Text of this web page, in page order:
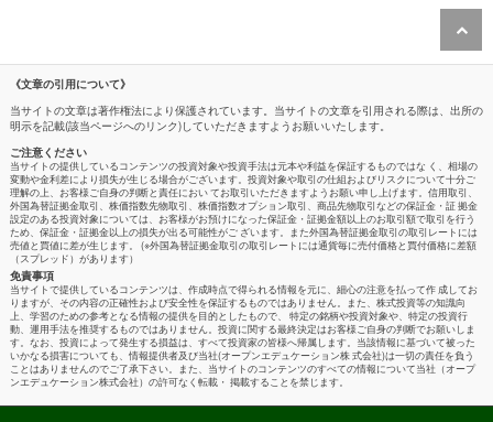
《文章の引用について》
当サイトの文章は著作権法により保護されています。当サイトの文章を引用される際は、出所の
明示を記載(該当ページへのリンク)していただきますようお願いいたします。
ご注意ください
当サイトの提供しているコンテンツの投資対象や投資手法は元本や利益を保証するものではな く、相場の
変動や金利差により損失が生じる場合がございます。投資対象や取引の仕組およびリスクについて十分ご
理解の上、お客様ご自身の判断と責任におい てお取引いただきますようお願い申し上げます。信用取引、
外国為替証拠金取引、株価指数先物取引、株価指数オプション取引、商品先物取引などの保証金・証 拠金
設定のある投資対象については、お客様がお預けになった保証金・証拠金額以上のお取引額で取引を行う
ため、保証金・証拠金以上の損失が出る可能性がご ざいます。また外国為替証拠金取引の取引レートには
売値と買値に差が生じます。 (※外国為替証拠金取引の取引レートには通貨毎に売付価格と買付価格に差額
（スプレッド）があります）
免責事項
当サイトで提供しているコンテンツは、作成時点で得られる情報を元に、細心の注意を払って作 成してお
りますが、その内容の正確性および安全性を保証するものではありません。また、株式投資等の知識向
上、学習のための参考となる情報の提供を目的としたもので、 特定の銘柄や投資対象や、特定の投資行
動、運用手法を推奨するものではありません。投資に関する最終決定はお客様ご自身の判断でお願いしま
す。なお、投資によって発生する損益は、すべて投資家の皆様へ帰属します。当該情報に基づいて被った
いかなる損害についても、情報提供者及び当社(オープンエデュケーション株 式会社)は一切の責任を負う
ことはありませんのでご了承下さい。また、当サイトのコンテンツのすべての情報について当社（オープ
ンエデュケーション株式会社）の許可なく転載・ 掲載することを禁じます。